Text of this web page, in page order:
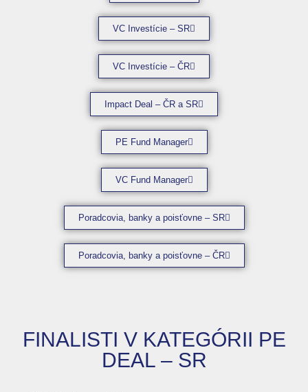
VC Investície – SR
VC Investície – ČR
Impact Deal – ČR a SR
PE Fund Manager
VC Fund Manager
Poradcovia, banky a poisťovne – SR
Poradcovia, banky a poisťovne – ČR
FINALISTI V KATEGÓRII PE
DEAL – SR